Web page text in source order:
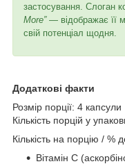
застосування. Слоган
More”— відображає її
свій потенціал щодня.
Додаткові факти
Розмір порції: 4 капсули
Кількість порцій у
Кількість на порцію / %
Вітамін С